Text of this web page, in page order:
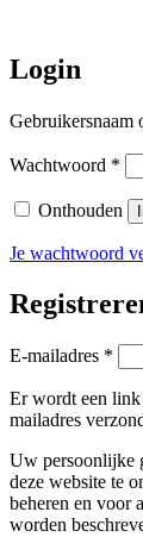
Login
Gebruikersnaam
Wachtwoord *
Onthouden
Je wachtwoord
E-mailadres *
Er wordt een
mailadres
Uw persoonlijke
deze website te
beheren en voor
worden